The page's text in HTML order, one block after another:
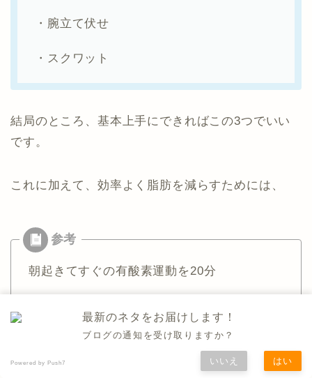
・腕立て伏せ
・スクワット
結局のところ、基本上手にできればこの3つでいい
です。
これに加えて、効率よく脂肪を減らすためには、
朝起きてすぐの有酸素運動を20分
毎食たんぱく質のメニューが含まれているよ
うに意識をする
最新のネタをお届けします！
ブログの通知を受け取りますか？
Powered by Push7 いいえ はい